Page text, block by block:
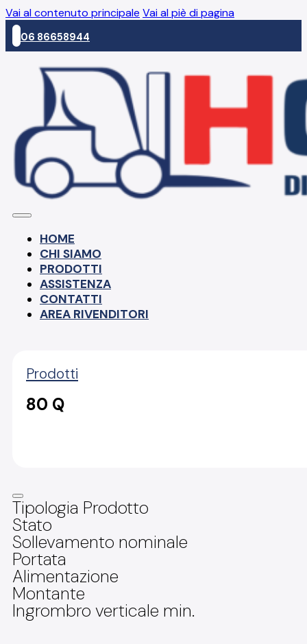
Vai al contenuto principale Vai al piè di pagina
06 86658944
HOME
CHI SIAMO
PRODOTTI
ASSISTENZA
CONTATTI
AREA RIVENDITORI
Prodotti
80 Q
Tipologia Prodotto
Stato
Sollevamento nominale
Portata
Alimentazione
Montante
Ingrombro verticale min.